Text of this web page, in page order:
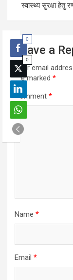
स्वास्थ्य सुरक्षा हेतु
Leave a
Your email
are marked *
Comment *
Name *
Email *
0
0